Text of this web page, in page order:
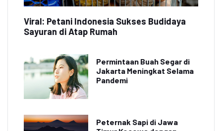
Viral: Petani Indonesia Sukses Budidaya
Sayuran di Atap Rumah
Permintaan Buah Segar di
Jakarta Meningkat Selama
Pandemi
Peternak Sapi di Jawa